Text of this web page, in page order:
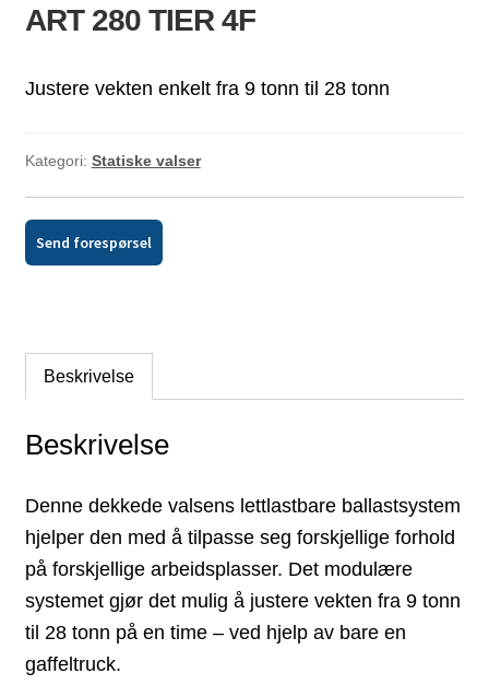
ART 280 TIER 4F
Justere vekten enkelt fra 9 tonn til 28 tonn
Kategori: Statiske valser
Send forespørsel
Beskrivelse
Beskrivelse
Denne dekkede valsens lettlastbare ballastsystem
hjelper den med å tilpasse seg forskjellige forhold
på forskjellige arbeidsplasser. Det modulære
systemet gjør det mulig å justere vekten fra 9 tonn
til 28 tonn på en time – ved hjelp av bare en
gaffeltruck.